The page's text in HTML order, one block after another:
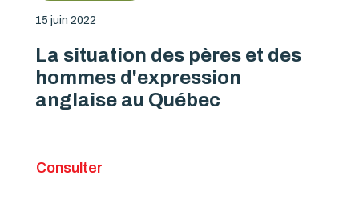
15 juin 2022
La situation des pères et des
hommes d'expression
anglaise au Québec
Consulter